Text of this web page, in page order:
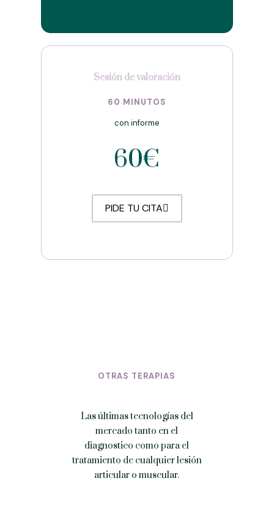
Sesión de valoración
60 MINUTOS
con informe
60€
PIDE TU CITA
OTRAS TERAPIAS
Las últimas tecnologías del
mercado tanto en el
diagnostico como para el
tratamiento de cualquier lesión
articular o muscular.